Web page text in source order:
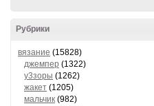
Рубрики
вязание (15828)
джемпер (1322)
у3зоры (1262)
жакет (1205)
мальчик (982)